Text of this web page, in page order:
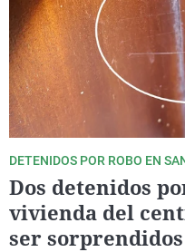
DETENIDOS POR ROBO EN
Dos detenidos
vivienda del
ser